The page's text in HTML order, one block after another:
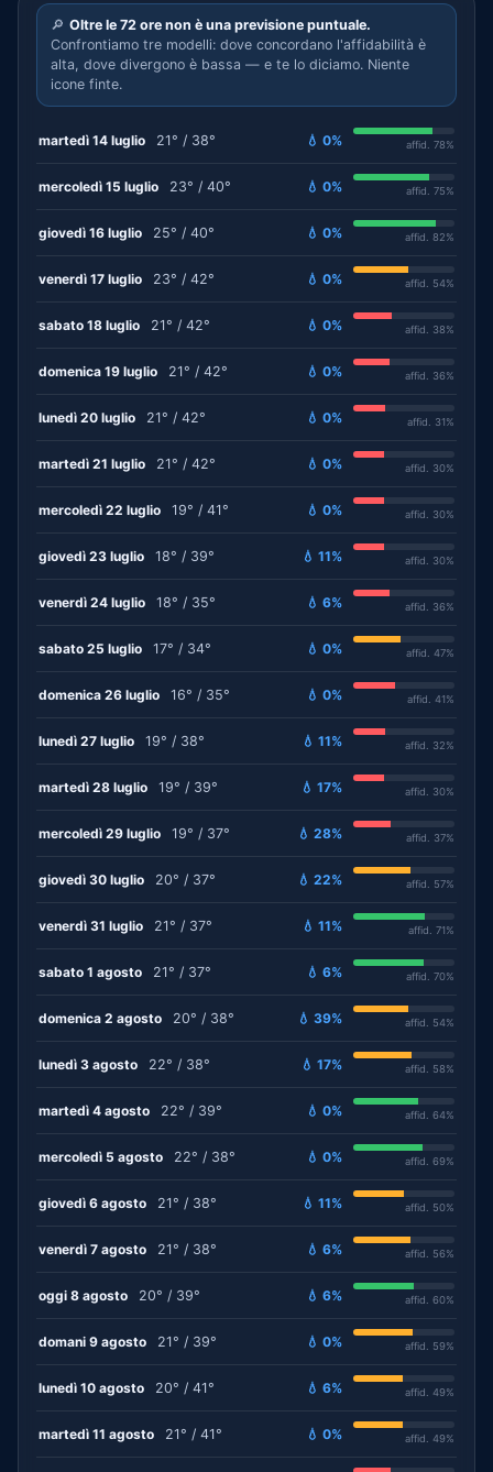
🔎 Oltre le 72 ore non è una previsione puntuale.
Confrontiamo tre modelli: dove concordano l'affidabilità è
alta, dove divergono è bassa — e te lo diciamo. Niente
icone finte.
martedì 14 luglio 21° / 38° 💧 0% affid. 78%
mercoledì 15 luglio 23° / 40° 💧 0% affid. 75%
giovedì 16 luglio 25° / 40° 💧 0% affid. 82%
venerdì 17 luglio 23° / 42° 💧 0% affid. 54%
sabato 18 luglio 21° / 42° 💧 0% affid. 38%
domenica 19 luglio 21° / 42° 💧 0% affid. 36%
lunedì 20 luglio 21° / 42° 💧 0% affid. 31%
martedì 21 luglio 21° / 42° 💧 0% affid. 30%
mercoledì 22 luglio 19° / 41° 💧 0% affid. 30%
giovedì 23 luglio 18° / 39° 💧 11% affid. 30%
venerdì 24 luglio 18° / 35° 💧 6% affid. 36%
sabato 25 luglio 17° / 34° 💧 0% affid. 47%
domenica 26 luglio 16° / 35° 💧 0% affid. 41%
lunedì 27 luglio 19° / 38° 💧 11% affid. 32%
martedì 28 luglio 19° / 39° 💧 17% affid. 30%
mercoledì 29 luglio 19° / 37° 💧 28% affid. 37%
giovedì 30 luglio 20° / 37° 💧 22% affid. 57%
venerdì 31 luglio 21° / 37° 💧 11% affid. 71%
sabato 1 agosto 21° / 37° 💧 6% affid. 70%
domenica 2 agosto 20° / 38° 💧 39% affid. 54%
lunedì 3 agosto 22° / 38° 💧 17% affid. 58%
martedì 4 agosto 22° / 39° 💧 0% affid. 64%
mercoledì 5 agosto 22° / 38° 💧 0% affid. 69%
giovedì 6 agosto 21° / 38° 💧 11% affid. 50%
venerdì 7 agosto 21° / 38° 💧 6% affid. 56%
oggi 8 agosto 20° / 39° 💧 6% affid. 60%
domani 9 agosto 21° / 39° 💧 0% affid. 59%
lunedì 10 agosto 20° / 41° 💧 6% affid. 49%
martedì 11 agosto 21° / 41° 💧 0% affid. 49%